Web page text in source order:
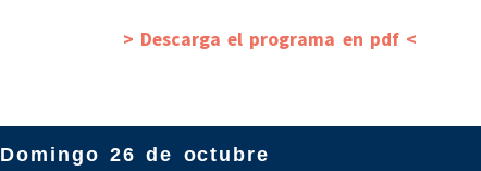
> Descarga el programa en pdf <
Domingo 26 de octubre